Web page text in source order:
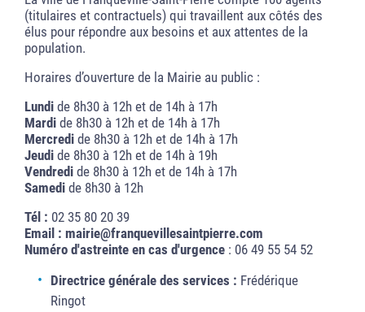
(titulaires et contractuels) qui travaillent aux côtés des
élus pour répondre aux besoins et aux attentes de la
population.
Horaires d’ouverture de la Mairie au public :
Lundi de 8h30 à 12h et de 14h à 17h
Mardi de 8h30 à 12h et de 14h à 17h
Mercredi de 8h30 à 12h et de 14h à 17h
Jeudi de 8h30 à 12h et de 14h à 19h
Vendredi de 8h30 à 12h et de 14h à 17h
Samedi de 8h30 à 12h
Tél : 02 35 80 20 39
Email : mairie@franquevillesaintpierre.com
Numéro d'astreinte en cas d'urgence : 06 49 55 54 52
Directrice générale des services : Frédérique
Ringot